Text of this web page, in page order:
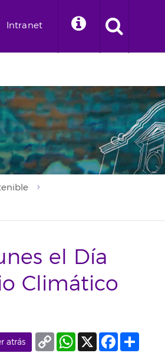
Intranet
el Día
Climático
atrás Facebook
X
WhatsApp
Copy
Link